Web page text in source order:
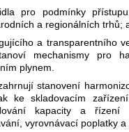
pro podmínky
a regionálních trhů;
a transparentního
mechanismy pro
plynem.
stanovení
ke skladovacím
kapacity a řízení
vyrovnávací poplatky